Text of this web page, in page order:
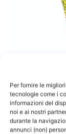
Per fornire le
tecnologie come i
informazioni del
noi e ai nostri
durante la
annunci (non)